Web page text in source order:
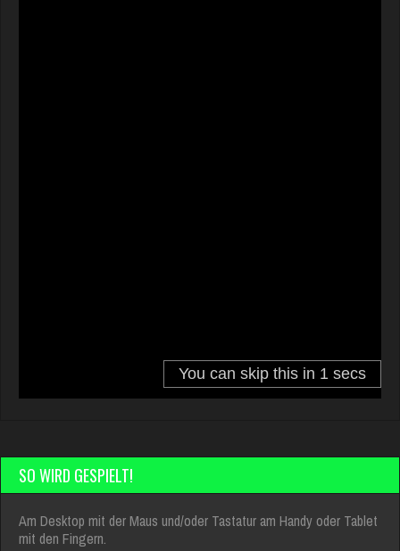
SO WIRD GESPIELT!
Am Desktop mit der Maus und/oder Tastatur am Handy oder Tablet
mit den Fingern.